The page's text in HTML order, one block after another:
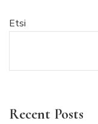
Etsi
Recent Posts